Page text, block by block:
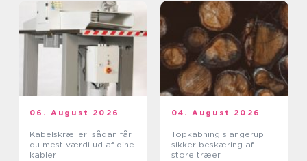
06. August 2026
Kabelskræller: sådan får
du mest værdi ud af dine
kabler
04. August 2026
Topkabning slangerup
sikker beskæring af
store træer